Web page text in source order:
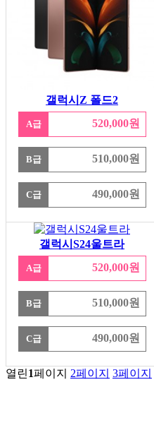
갤럭시Z 폴드2
A급 520,000원
B급 510,000원
C급 490,000원
갤럭시S24울트라
A급 520,000원
B급 510,000원
C급 490,000원
열린1페이지 2페이지 3페이지